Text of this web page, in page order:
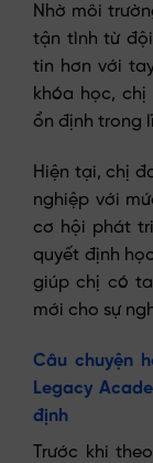
Nhờ môi
tận tình từ
tin hơn với
khóa học,
ổn định trong
Hiện tại, chị
nghiệp với
cơ hội phát
quyết định
giúp chị có
mới cho sự
Câu chuyện
Legacy
định
Trước khi